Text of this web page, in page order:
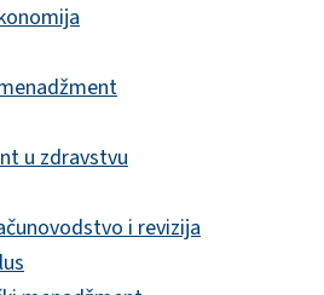
u zdravstvu
i revizija